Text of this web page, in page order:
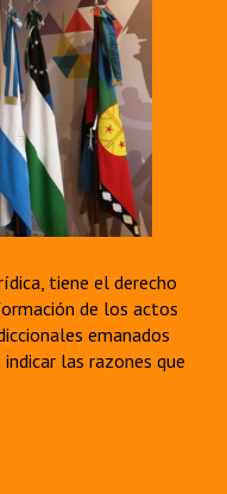
tiene el derecho
de los actos
emanados
las razones que